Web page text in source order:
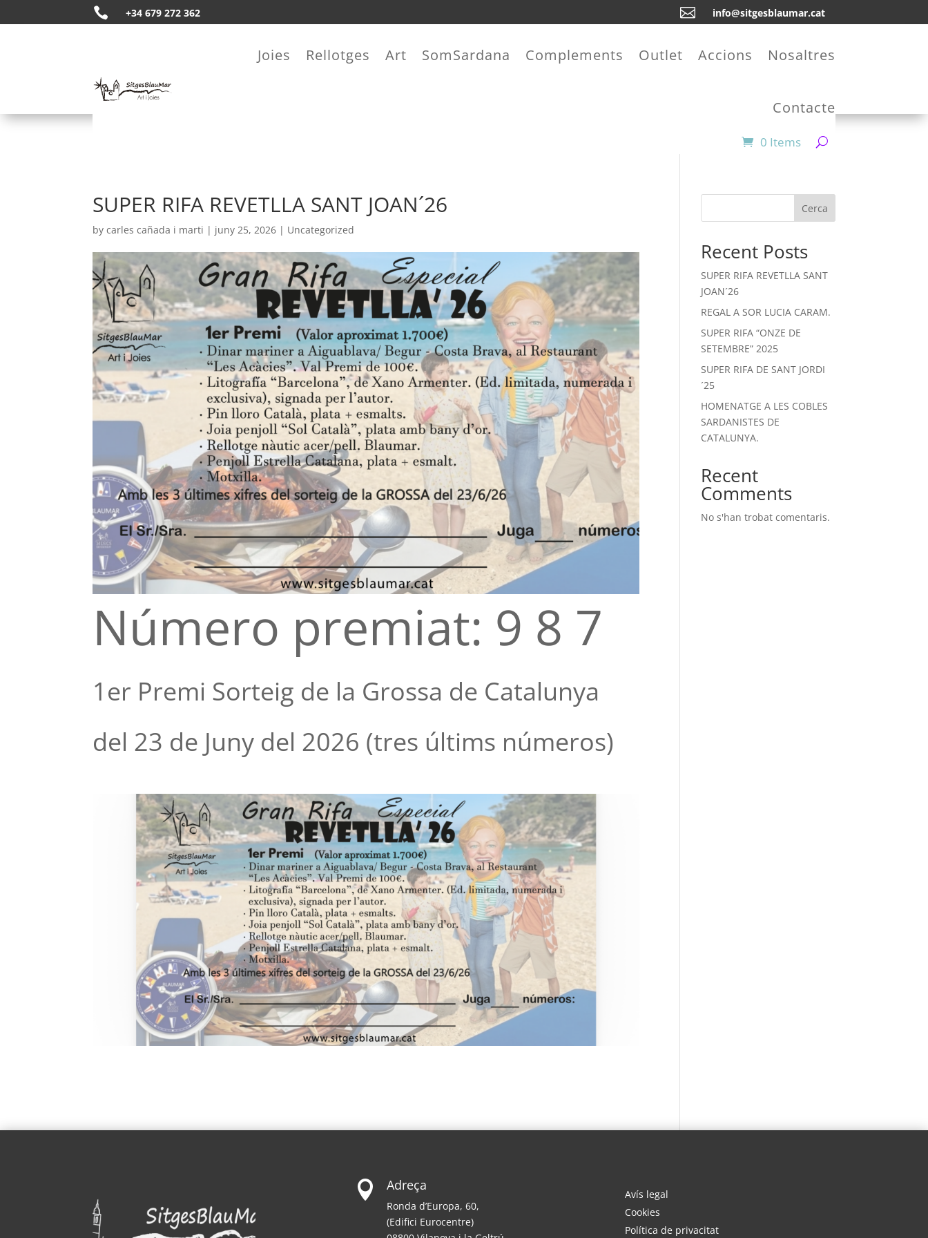
 +34 679 272 362  info@sitgesblaumar.cat
Joies Rellotges Art SomSardana Complements Outlet Accions Nosaltres
Contacte
0 Items
SUPER RIFA REVETLLA SANT JOAN´26
bycarles cañada i marti | juny 25, 2026 | Uncategorized
Número premiat: 9 8 7
1er Premi Sorteig de la Grossa de Catalunya
del 23 de Juny del 2026 (tres últims números)
Cerca
Recent Posts
SUPER RIFA REVETLLA SANT
JOAN´26
REGAL A SOR LUCIA CARAM.
SUPER RIFA “ONZE DE
SETEMBRE” 2025
SUPER RIFA DE SANT JORDI
´25
HOMENATGE A LES COBLES
SARDANISTES DE
CATALUNYA.
Recent
Comments
No s'han trobat comentaris.
 Adreça
Ronda d’Europa, 60,
(Edifici Eurocentre)
Avís legal
Cookies
Política de privacitat